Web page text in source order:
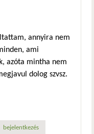
annyira nem
ami
azóta mintha nem
dolog szvsz.
bejelentkezés